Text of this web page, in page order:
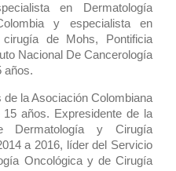
en Dermatología
y especialista en
de Mohs, Pontificia
Nacional De Cancerología
años.
la Asociación Colombiana
años. Expresidente de la
Dermatología y Cirugía
a 2016, líder del Servicio
Oncológica y de Cirugía